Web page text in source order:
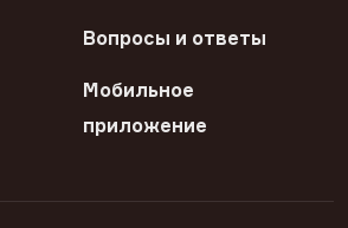
Вопросы и ответы
Мобильное
приложение